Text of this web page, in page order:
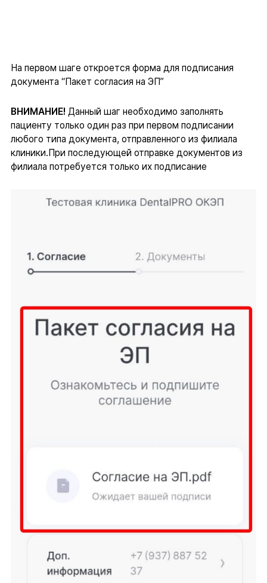
На первом шаге откроется форма для подписания
документа “Пакет согласия на ЭП”
ВНИМАНИЕ! Данный шаг необходимо заполнять
пациенту только один раз при первом подписании
любого типа документа, отправленного из филиала
клиники.При последующей отправке документов из
филиала потребуется только их подписание